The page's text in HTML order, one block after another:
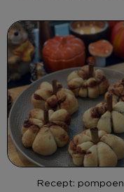
Recept: pompoen